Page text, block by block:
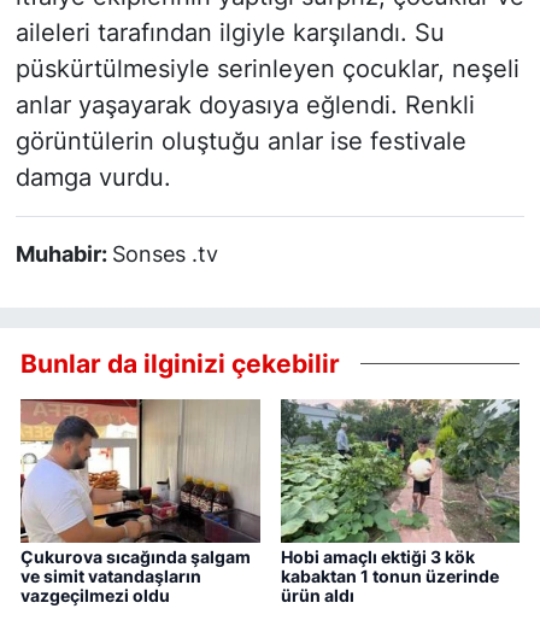
aileleri tarafından ilgiyle karşılandı. Su
püskürtülmesiyle serinleyen çocuklar, neşeli
anlar yaşayarak doyasıya eğlendi. Renkli
görüntülerin oluştuğu anlar ise festivale
damga vurdu.
Muhabir: Sonses .tv
Bunlar da ilginizi çekebilir
Çukurova sıcağında şalgam
ve simit vatandaşların
vazgeçilmezi oldu
Hobi amaçlı ektiği 3 kök
kabaktan 1 tonun üzerinde
ürün aldı